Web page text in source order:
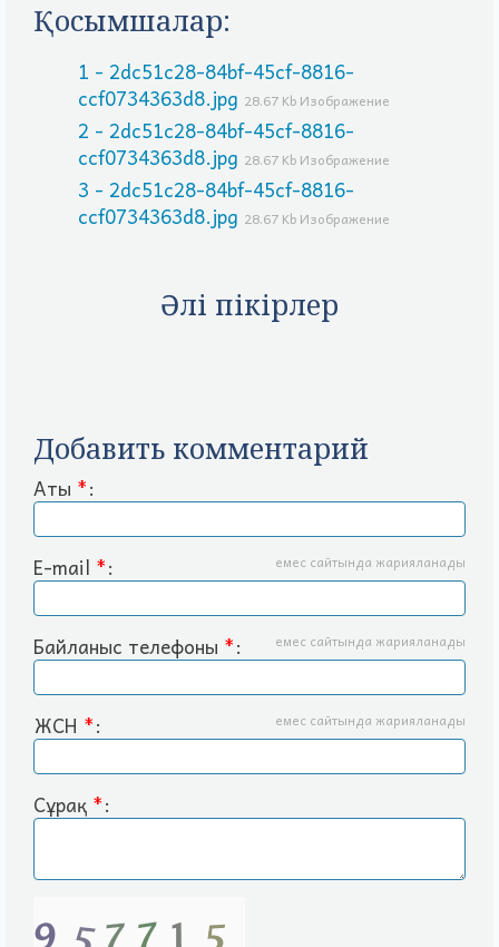
Қосымшалар:
1 - 2dc51c28-84bf-45cf-8816-
ccf0734363d8.jpg 28.67 Kb Изображение
2 - 2dc51c28-84bf-45cf-8816-
ccf0734363d8.jpg 28.67 Kb Изображение
3 - 2dc51c28-84bf-45cf-8816-
ccf0734363d8.jpg 28.67 Kb Изображение
Әлі пікірлер
Добавить комментарий
Аты *:
E-mail *: емес сайтында жарияланады
Байланыс телефоны *: емес сайтында жарияланады
ЖСН *: емес сайтында жарияланады
Сұрақ *: